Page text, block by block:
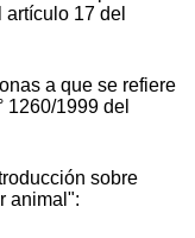
17 del
a que se refiere
1260/1999 del
sobre
animal":